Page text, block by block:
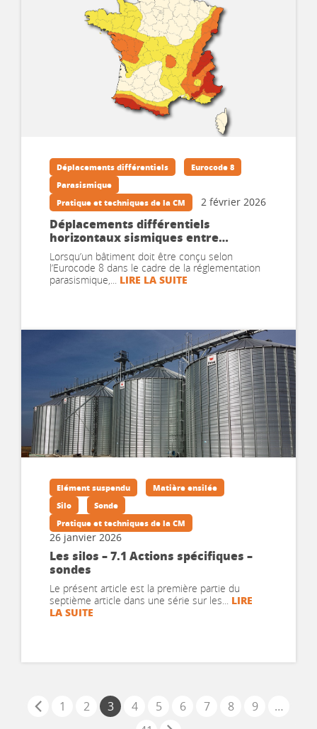
Déplacements différentiels
Eurocode 8
Parasismique
Pratique et techniques de la CM
2 février 2026
Déplacements différentiels
horizontaux sismiques entre
fondations isolées – Partie 3 :
exemple d’application
Lorsqu’un bâtiment doit être conçu selon
l’Eurocode 8 dans le cadre de la réglementation
parasismique,... LIRE LA SUITE
Elément suspendu
Matière ensilée
Silo
Sonde
Pratique et techniques de la CM
26 janvier 2026
Les silos – 7.1 Actions spécifiques –
sondes
Le présent article est la première partie du
septième article dans une série sur les... LIRE
LA SUITE
1 2 3 4 5 6 7 8 9
…